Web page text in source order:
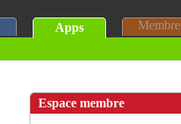
Apps Membre
Espace membre